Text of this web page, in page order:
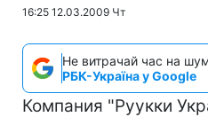
16:25 12.03.2009 Чт
Не витрачай час на
РБК-Україна у Google
Компания "Руукки